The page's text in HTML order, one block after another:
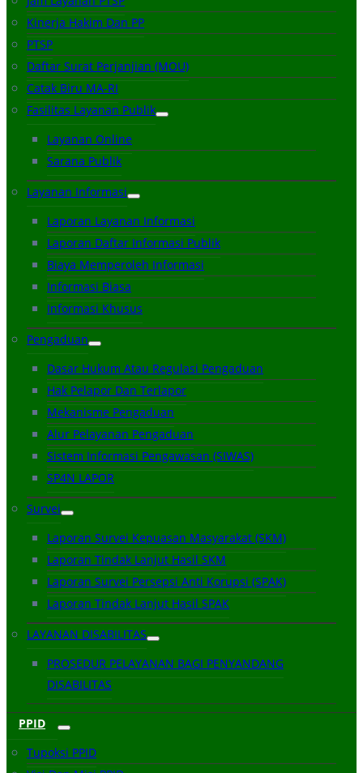
Kinerja Hakim Dan PP
PTSP
Daftar Surat Perjanjian (MOU)
Catak Biru MA-RI
Fasilitas Layanan Publik
Layanan Online
Sarana Publik
Layanan Informasi
Laporan Layanan Informasi
Laporan Daftar Informasi Publik
Biaya Memperoleh Informasi
Informasi Biasa
Informasi Khusus
Pengaduan
Dasar Hukum Atau Regulasi Pengaduan
Hak Pelapor Dan Terlapor
Mekanisme Pengaduan
Alur Pelayanan Pengaduan
Sistem Informasi Pengawasan (SIWAS)
SP4N LAPOR
Survei
Laporan Survei Kepuasan Masyarakat (SKM)
Laporan Tindak Lanjut Hasil SKM
Laporan Survei Persepsi Anti Korupsi (SPAK)
Laporan Tindak Lanjut Hasil SPAK
LAYANAN DISABILITAS
PROSEDUR PELAYANAN BAGI PENYANDANG
DISABILITAS
PPID
Tupoksi PPID